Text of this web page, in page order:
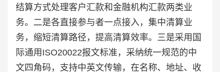
结算方式处理客户汇款和金融机构汇款两类业
务。二是各直接参与者一点接入，集中清算业
务，缩短清算路径，提高清算效率。三是采用国
际通用ISO20022报文标准，采纳统一规范的中
文四角码，支持中英文传输，在名称、地址、收